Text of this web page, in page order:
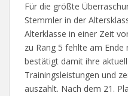
Für die größte
Stemmler in der
Alterklasse in einer Zeit
zu Rang 5 fehlte am Ende
bestätigt damit ihre
Trainingsleistungen und
auszahlt. Nach dem 21.